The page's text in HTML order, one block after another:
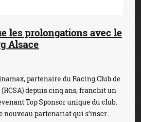
les prolongations avec le
Alsace
partenaire du Racing Club de
depuis cinq ans, franchit un
Top Sponsor unique du club.
nouveau partenariat qui s’inscr...